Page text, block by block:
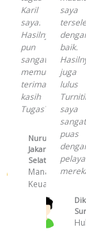
Karil
saya.
Hasilnya
pun
sangat
memuaskan,
terima
kasih
TugasTuntas!
Nurul,
Jakarta
Selatan
Manajemen
Keuangan
saya
baik.
juga
lulus
saya
sangat
puas